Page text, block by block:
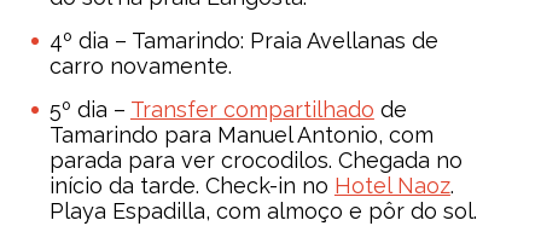
4º dia – Tamarindo: Praia Avellanas de
carro novamente.
5º dia – Transfer compartilhado de
Tamarindo para Manuel Antonio, com
parada para ver crocodilos. Chegada no
início da tarde. Check-in no Hotel Naoz.
Playa Espadilla, com almoço e pôr do sol.